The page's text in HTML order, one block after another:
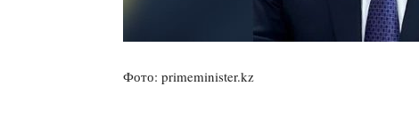
Фото: primeminister.kz